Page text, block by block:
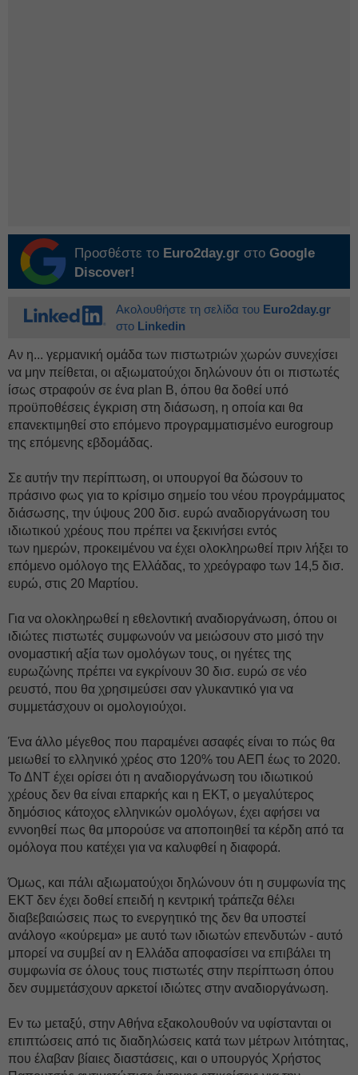
Προσθέστε το Euro2day.gr στο Google
Discover!
Ακολουθήστε τη σελίδα του Euro2day.gr
στο Linkedin
Αν η... γερμανική ομάδα των πιστωτριών χωρών συνεχίσει
να μην πείθεται, οι αξιωματούχοι δηλώνουν ότι οι πιστωτές
ίσως στραφούν σε ένα plan B, όπου θα δοθεί υπό
προϋποθέσεις έγκριση στη διάσωση, η οποία και θα
επανεκτιμηθεί στο επόμενο προγραμματισμένο eurogroup
της επόμενης εβδομάδας.
Σε αυτήν την περίπτωση, οι υπουργοί θα δώσουν το
πράσινο φως για το κρίσιμο σημείο του νέου προγράμματος
διάσωσης, την ύψους 200 δισ. ευρώ αναδιοργάνωση του
ιδιωτικού χρέους που πρέπει να ξεκινήσει εντός
των ημερών, προκειμένου να έχει ολοκληρωθεί πριν λήξει το
επόμενο ομόλογο της Ελλάδας, το χρεόγραφο των 14,5 δισ.
ευρώ, στις 20 Μαρτίου.
Για να ολοκληρωθεί η εθελοντική αναδιοργάνωση, όπου οι
ιδιώτες πιστωτές συμφωνούν να μειώσουν στο μισό την
ονομαστική αξία των ομολόγων τους, οι ηγέτες της
ευρωζώνης πρέπει να εγκρίνουν 30 δισ. ευρώ σε νέο
ρευστό, που θα χρησιμεύσει σαν γλυκαντικό για να
συμμετάσχουν οι ομολογιούχοι.
Ένα άλλο μέγεθος που παραμένει ασαφές είναι το πώς θα
μειωθεί το ελληνικό χρέος στο 120% του ΑΕΠ έως το 2020.
Το ΔΝΤ έχει ορίσει ότι η αναδιοργάνωση του ιδιωτικού
χρέους δεν θα είναι επαρκής και η ΕΚΤ, ο μεγαλύτερος
δημόσιος κάτοχος ελληνικών ομολόγων, έχει αφήσει να
εννοηθεί πως θα μπορούσε να αποποιηθεί τα κέρδη από τα
ομόλογα που κατέχει για να καλυφθεί η διαφορά.
Όμως, και πάλι αξιωματούχοι δηλώνουν ότι η συμφωνία της
ΕΚΤ δεν έχει δοθεί επειδή η κεντρική τράπεζα θέλει
διαβεβαιώσεις πως το ενεργητικό της δεν θα υποστεί
ανάλογο «κούρεμα» με αυτό των ιδιωτών επενδυτών - αυτό
μπορεί να συμβεί αν η Ελλάδα αποφασίσει να επιβάλει τη
συμφωνία σε όλους τους πιστωτές στην περίπτωση όπου
δεν συμμετάσχουν αρκετοί ιδιώτες στην αναδιοργάνωση.
Εν τω μεταξύ, στην Αθήνα εξακολουθούν να υφίστανται οι
επιπτώσεις από τις διαδηλώσεις κατά των μέτρων λιτότητας,
που έλαβαν βίαιες διαστάσεις, και ο υπουργός Χρήστος